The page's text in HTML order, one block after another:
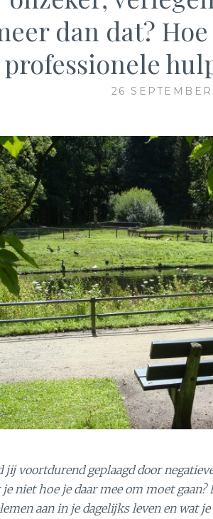
dan dat?
professionele
26
jij voortdurend geplaagd door
je niet hoe je daar mee om moet gaan?
aan in je dagelijks leven en wat